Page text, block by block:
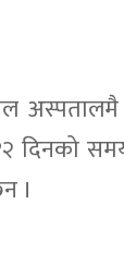
दिनको
।